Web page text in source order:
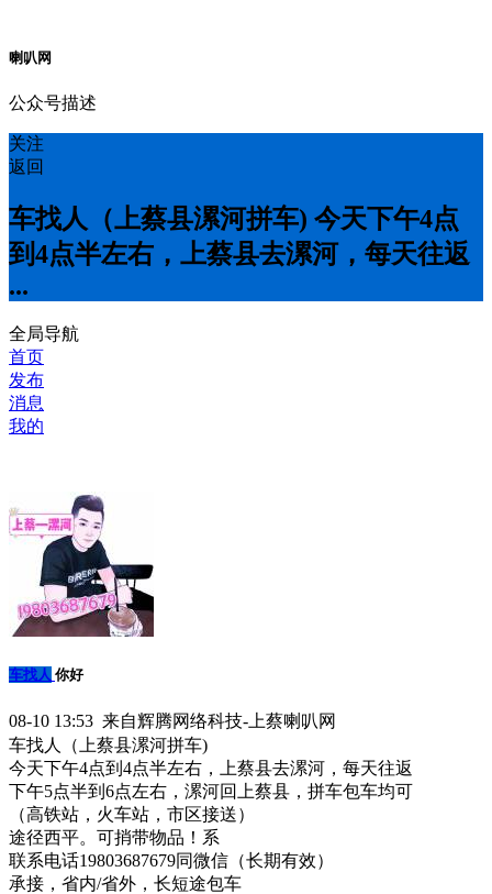
喇叭网
公众号描述
关注
返回
车找人（上蔡县漯河拼车) 今天下午4点
到4点半左右，上蔡县去漯河，每天往返
...
全局导航
首页
发布
消息
我的
车找人 你好
08-10 13:53 来自辉腾网络科技-上蔡喇叭网
车找人（上蔡县漯河拼车)
今天下午4点到4点半左右，上蔡县去漯河，每天往返
下午5点半到6点左右，漯河回上蔡县，拼车包车均可
（高铁站，火车站，市区接送）
途径西平。可捎带物品！系
联系电话19803687679同微信（长期有效）
承接，省内/省外，长短途包车